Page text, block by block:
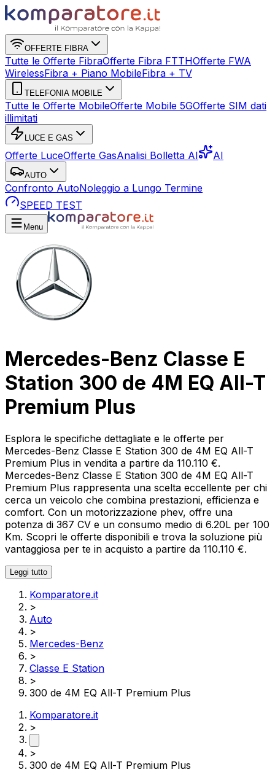
OFFERTE FIBRA
Tutte le Offerte FibraOfferte Fibra FTTHOfferte FWA
WirelessFibra + Piano MobileFibra + TV
TELEFONIA MOBILE
Tutte le Offerte MobileOfferte Mobile 5GOfferte SIM dati
illimitati
LUCE E GAS
Offerte LuceOfferte GasAnalisi Bolletta AI AI
AUTO
Confronto AutoNoleggio a Lungo Termine
SPEED TEST
Menu
Mercedes-Benz Classe E
Station 300 de 4M EQ All-T
Premium Plus
Esplora le specifiche dettagliate e le offerte per
Mercedes-Benz Classe E Station 300 de 4M EQ All-T
Premium Plus in vendita a partire da 110.110 €.
Mercedes-Benz Classe E Station 300 de 4M EQ All-T
Premium Plus rappresenta una scelta eccellente per chi
cerca un veicolo che combina prestazioni, efficienza e
comfort. Con un motorizzazione phev, offre una
potenza di 367 CV e un consumo medio di 6.20L per 100
Km. Scopri le offerte disponibili e trova la soluzione più
vantaggiosa per te in acquisto a partire da 110.110 €.
Leggi tutto
Komparatore.it
>
Auto
>
Mercedes-Benz
>
Classe E Station
>
300 de 4M EQ All-T Premium Plus
Komparatore.it
>
>
300 de 4M EQ All-T Premium Plus